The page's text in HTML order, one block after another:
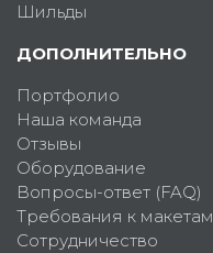
Шильды
ДОПОЛНИТЕЛЬНО
Портфолио
Наша команда
Отзывы
Оборудование
Вопросы-ответ (FAQ)
Требования к макетам
Сотрудничество